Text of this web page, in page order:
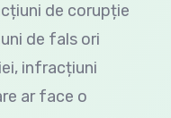
de corupție
de fals ori
infracțiuni
ar face o